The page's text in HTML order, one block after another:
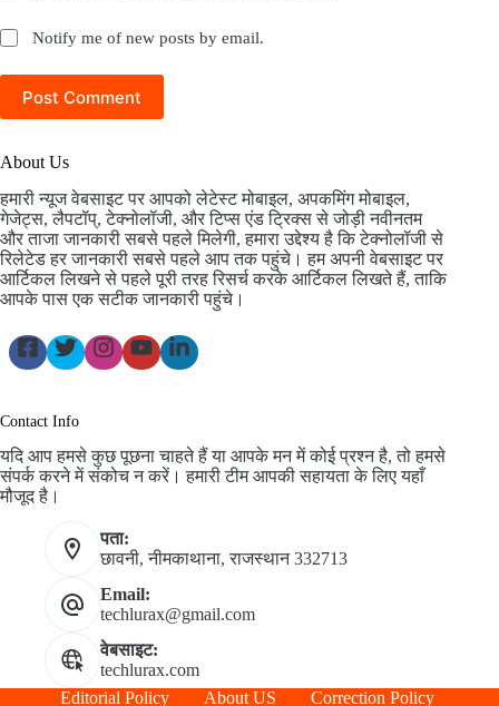
Notify me of new posts by email.
Post Comment
About Us
हमारी न्यूज वेबसाइट पर आपको लेटेस्ट मोबाइल, अपकमिंग मोबाइल,
गेजेट्स, लैपटॉप्, टेक्नोलॉजी, और टिप्स एंड ट्रिक्स से जोड़ी नवीनतम
और ताजा जानकारी सबसे पहले मिलेगी, हमारा उद्देश्य है कि टेक्नोलॉजी से
रिलेटेड हर जानकारी सबसे पहले आप तक पहुंचे। हम अपनी वेबसाइट पर
आर्टिकल लिखने से पहले पूरी तरह रिसर्च करके आर्टिकल लिखते हैं, ताकि
आपके पास एक सटीक जानकारी पहुंचे।
Contact Info
यदि आप हमसे कुछ पूछना चाहते हैं या आपके मन में कोई प्रश्न है, तो हमसे
संपर्क करने में संकोच न करें। हमारी टीम आपकी सहायता के लिए यहाँ
मौजूद है।
पता:
छावनी, नीमकाथाना, राजस्थान 332713
Email:
techlurax@gmail.com
वेबसाइट:
techlurax.com
Editorial Policy
About US Correction Policy